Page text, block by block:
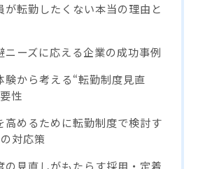
が転勤したくない本当の理由と
ニーズに応える企業の成功事例
験から考える“転勤制度見直
性
高めるために転勤制度で検討す
対応策
の見直しがもたらす採用・定着